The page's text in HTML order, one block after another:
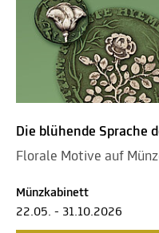
Die blühende Sprache
Florale Motive auf
Münzkabinett
22.05. - 31.10.2026